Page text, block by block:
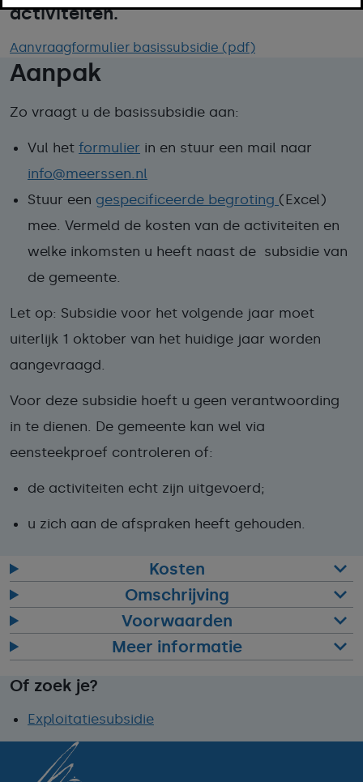
activiteiten.
Aanvraagformulier basissubsidie (pdf)
Aanpak
Zo vraagt u de basissubsidie aan:
Vul het formulier in en stuur een mail naar
info@meerssen.nl
Stuur een gespecificeerde begroting (Excel)
mee. Vermeld de kosten van de activiteiten en
welke inkomsten u heeft naast de subsidie van
de gemeente.
Let op: Subsidie voor het volgende jaar moet
uiterlijk 1 oktober van het huidige jaar worden
aangevraagd.
Voor deze subsidie hoeft u geen verantwoording
in te dienen. De gemeente kan wel via
eensteekproef controleren of:
de activiteiten echt zijn uitgevoerd;
u zich aan de afspraken heeft gehouden.
Kosten
Omschrijving
Voorwaarden
Meer informatie
Of zoek je?
Exploitatiesubsidie